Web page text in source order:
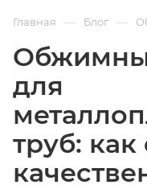
Главная — Блог —
для
труб: